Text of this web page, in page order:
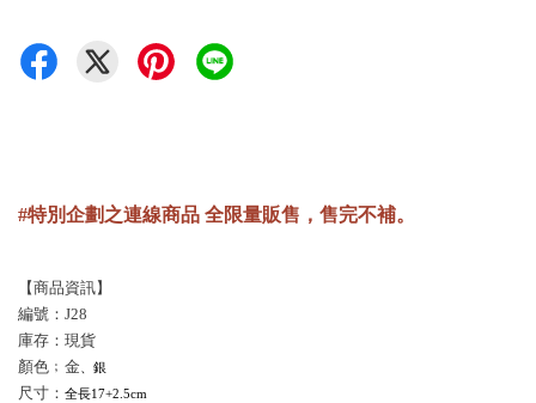
#特別企劃之連線商品 全限量販售，售完不補。
【商品資訊】
編號：J28
庫存：現貨
顏色﹔金 、銀
尺寸： 全長17+2.5cm